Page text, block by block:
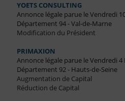
YOETS CONSULTING
Annonce légale parue le Vendredi
Département 94 - Val-de-Marne
Modification du Président
PRIMAXION
Annonce légale parue le Vendredi 4
Département 92 - Hauts-de-Seine
Augmentation de Capital
Réduction de Capital